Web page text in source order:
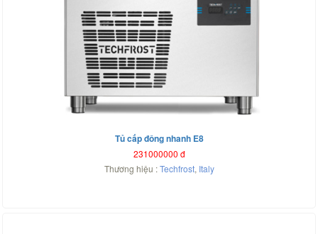
Tủ cấp đông nhanh E8
231000000 đ
Thương hiệu :Techfrost, Italy